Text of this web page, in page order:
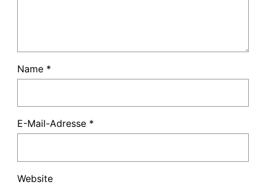
Name *
E-Mail-Adresse *
Website